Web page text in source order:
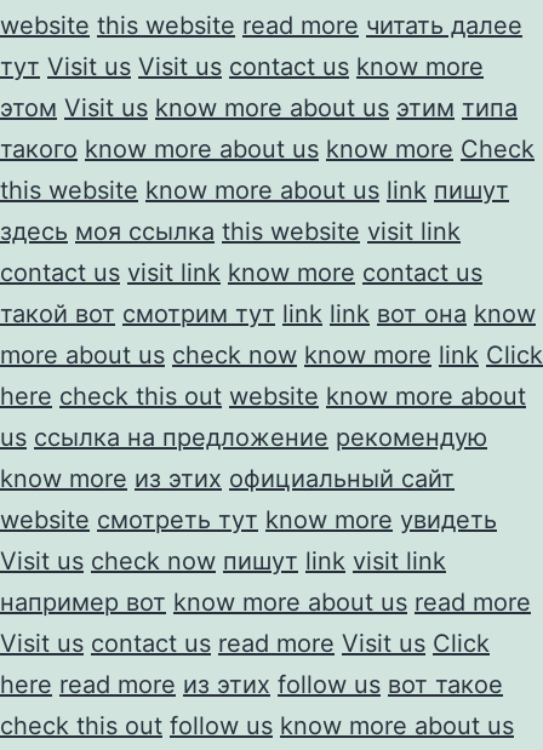
website this website read more читать далее
тут Visit us Visit us contact us know more
этом Visit us know more about us этим типа
такого know more about us know more Check
this website know more about us link пишут
здесь моя ссылка this website visit link
contact us visit link know more contact us
такой вот смотрим тут link link вот она know
more about us check now know more link Click
here check this out website know more about
us ссылка на предложение рекомендую
know more из этих официальный сайт
website смотреть тут know more увидеть
Visit us check now пишут link visit link
например вот know more about us read more
Visit us contact us read more Visit us Click
here read more из этих follow us вот такое
check this out follow us know more about us